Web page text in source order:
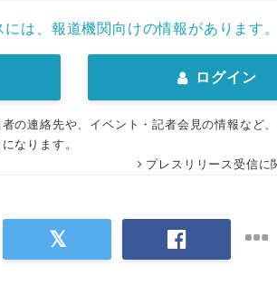
は、報道機関向けの情報があります。
ログイン
の連絡先や、イベント・記者会見の情報など
なります。
プレスリリース受信に